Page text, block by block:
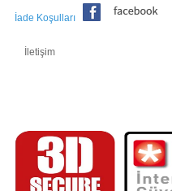
İade Koşulları
İletişim